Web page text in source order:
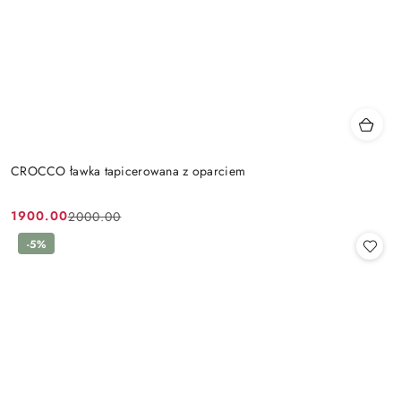
CROCCO ławka tapicerowana z oparciem
Cena
promocyjna:
1900.00
Cena
przed
2000.00
-5%